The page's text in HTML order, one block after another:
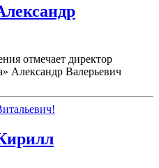
отмечает директор
Александр Валерьевич